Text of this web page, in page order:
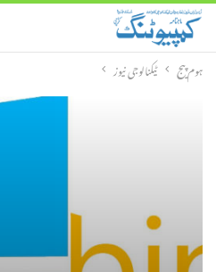
ہوم پیج ٹیکنالوجی نیوز